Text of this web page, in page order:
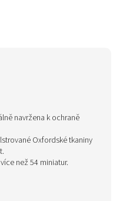
navržena k ochraně
Oxfordské tkaniny
než 54 miniatur.